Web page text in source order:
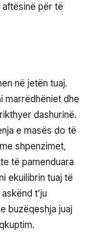
për të
në jetën tuaj.
marrëdhëniet dhe
dashurinë.
e masës do të
shpenzimet,
të pamenduara
ekuilibrin tuaj të
t’ju
buzëqeshja juaj